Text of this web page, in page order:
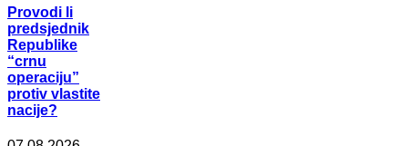
Provodi li
predsjednik
Republike
“crnu
operaciju”
protiv vlastite
nacije?